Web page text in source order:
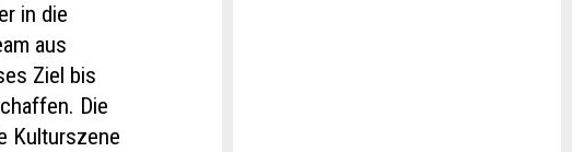
in die
aus
Ziel bis
Die
Kulturszene